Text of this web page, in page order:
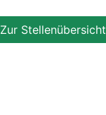
Zur Stellenübersicht